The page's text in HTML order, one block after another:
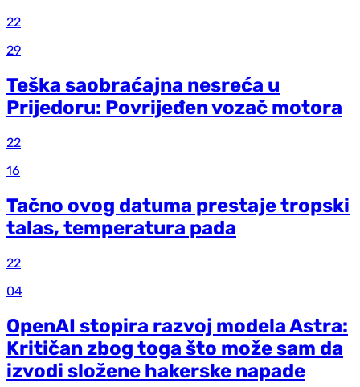
22
29
Teška saobraćajna nesreća u
Prijedoru: Povrijeđen vozač motora
22
16
Tačno ovog datuma prestaje tropski
talas, temperatura pada
22
04
OpenAI stopira razvoj modela Astra:
Kritičan zbog toga što može sam da
izvodi složene hakerske napade